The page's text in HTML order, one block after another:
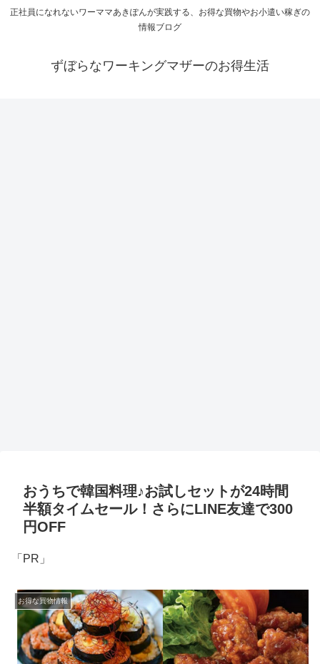
正社員になれないワーママあきぽんが実践する、お得な買物やお小遣い稼ぎの
情報ブログ
ずぼらなワーキングマザーのお得生活
おうちで韓国料理♪お試しセットが24時間
半額タイムセール！さらにLINE友達で300
円OFF
「PR」
お得な買物情報